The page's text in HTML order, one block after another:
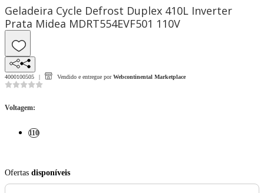
Geladeira Cycle Defrost Duplex 410L Inverter
Prata Midea MDRT554EVF501 110V
4000100505 Vendido e entregue por Webcontinental Marketplace
Voltagem:
110
Ofertas disponíveis